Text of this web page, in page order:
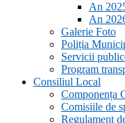
An
An
Galerie Foto
Poliția
Servicii
Program
Consiliul Local
Componența
Comisiile de
Regulament